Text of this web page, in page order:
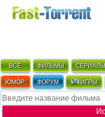
ВСЁ ФИЛЬМЫ СЕРИАЛЫ
ЮМОР ФОРУМ ИГРЫ